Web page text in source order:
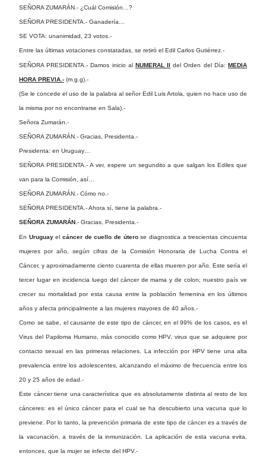
SEÑORA ZUMARÁN.- ¿Cuál Comisión…?
SEÑORA PRESIDENTA.- Ganadería…
SE VOTA: unanimidad, 23 votos.-
Entre las últimas votaciones constatadas, se retiró el Edil Carlos Gutiérrez.-
SEÑORA PRESIDENTA.- Damos inicio al NUMERAL II del Orden del Día:MEDIA
HORA PREVIA.- (m.g.g).-
(Se le concede el uso de la palabra al señor Edil Luis Artola, quien no hace uso de
la misma por no encontrarse en Sala).-
Señora Zumarán.-
SEÑORA ZUMARÁN.- Gracias, Presidenta.-
Presidenta: en Uruguay…
SEÑORA PRESIDENTA.- A ver, espere un segundito a que salgan los Ediles que
van para la Comisión, así…
SEÑORA ZUMARÁN.- Cómo no.-
SEÑORA PRESIDENTA.- Ahora sí, tiene la palabra.-
SEÑORA ZUMARÁN .- Gracias, Presidenta.-
En Uruguayelcáncer de cuello de úterose diagnostica a trescientas cincuenta
mujeres por año, según cifras de la Comisión Honoraria de Lucha Contra el
Cáncer, y aproximadamente ciento cuarenta de ellas mueren por año. Este sería el
tercer lugar en incidencia luego del cáncer de mama y de colon; nuestro país ve
crecer su mortalidad por esta causa entre la población femenina en los últimos
años y afecta principalmente a las mujeres mayores de 40 años.-
Como se sabe, el causante de este tipo de cáncer, en el 99% de los casos, es el
Virus del Papiloma Humano, más conocido como HPV, virus que se adquiere por
contacto sexual en las primeras relaciones. La infección por HPV tiene una alta
prevalencia entre los adolescentes, alcanzando el máximo de frecuencia entre los
20 y 25 años de edad.-
Este cáncer tiene una característica que es absolutamente distinta al resto de los
cánceres: es el único cáncer para el cual se ha descubierto una vacuna que lo
previene. Por lo tanto, la prevención primaria de este tipo de cáncer es a través de
la vacunación, a través de la inmunización. La aplicación de esta vacuna evita,
entonces, que la mujer se infecte del HPV.-